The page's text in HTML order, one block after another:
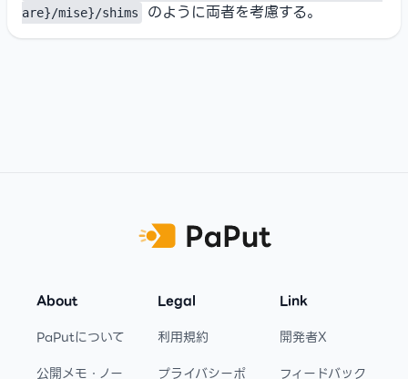
are}/mise}/shims
のように両者を考慮する。
About
PaPutについて
公開メモ・ノー
Legal
利用規約
プライバシーポ
Link
開発者X
フィードバック